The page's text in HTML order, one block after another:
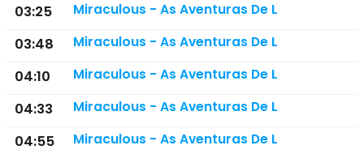
03:25 Miraculous - As Aventuras De L
03:48 Miraculous - As Aventuras De L
04:10 Miraculous - As Aventuras De L
04:33 Miraculous - As Aventuras De L
04:55 Miraculous - As Aventuras De L